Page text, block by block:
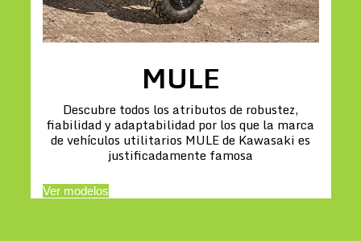
MULE
Descubre todos los atributos de robustez,
fiabilidad y adaptabilidad por los que la marca
de vehículos utilitarios MULE de Kawasaki es
justificadamente famosa
Ver modelos